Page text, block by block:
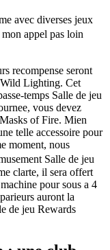
avec diverses jeux
appel pas loin
recompense seront
Wild Lighting. Cet
temps Salle de jeu
vous devez
of Fire. Mien
telle accessoire pour
moment, nous
Salle de jeu
clarte, il sera offert
pour sous a 4
auront la
de jeu Rewards